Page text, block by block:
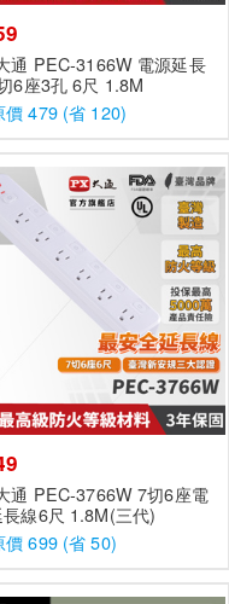
通 PEC-3166W 電源延長
6座3孔 6尺 1.8M
價 479 (省 120)
通 PEC-3766W 7切6座電
線6尺 1.8M(三代)
價 699 (省 50)